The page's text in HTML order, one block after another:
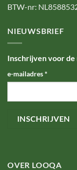
BTW-nr:
NIEUWSBRIEF
Inschrijven voor
e-mailadres*
OVER LOOQA